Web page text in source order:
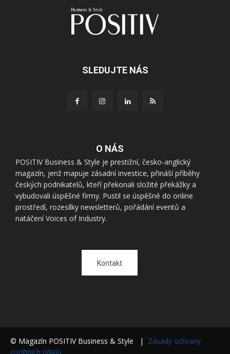
SLEDUJTE NÁS
O NÁS
POSITIV Business & Style je prestižní, česko-anglický
magazín, jenž mapuje zásadní investice, přináší příběhy
českých podnikatelů, kteří překonali složité překážky a
vybudovali úspěšné firmy. Pustil se úspěšně do online
prostředí, rozesílky newsletterů, pořádání eventů a
natáčení Voices of Industry.
Kontakt
© Magazín POSITIV Business & Style | Zásady ochrany
osobních údajů